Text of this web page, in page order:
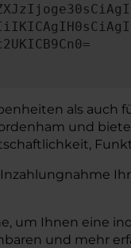
als
und
um Ihnen eine
und mehr